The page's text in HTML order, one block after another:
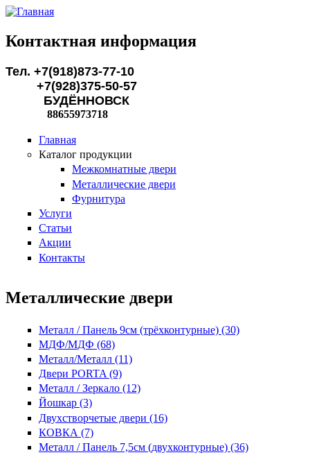
Перейти к основному содержанию
Контактная информация
Тел. +7(918)873-77-10
+7(928)375-50-57
БУДЁННОВСК
88655973718
Главная
Каталог продукции
Межкомнатные двери
Металлические двери
Фурнитура
Услуги
Статьи
Акции
Контакты
Металлические двери
Металл / Панель 9см (трёхконтурные) (30)
МДФ/МДФ (68)
Металл/Металл (11)
Двери PORTA (9)
Металл / Зеркало (12)
Йошкар (3)
Двухстворчетые двери (16)
КОВКА (7)
Металл / Панель 7,5см (двухконтурные) (36)